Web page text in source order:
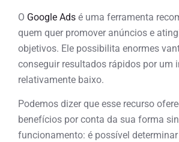
O Google Ads é uma ferramenta
quem quer promover anúncios e
objetivos. Ele possibilita enormes
conseguir resultados rápidos por um
relativamente baixo.
Podemos dizer que esse recurso
benefícios por conta da sua forma
funcionamento: é possível determinar